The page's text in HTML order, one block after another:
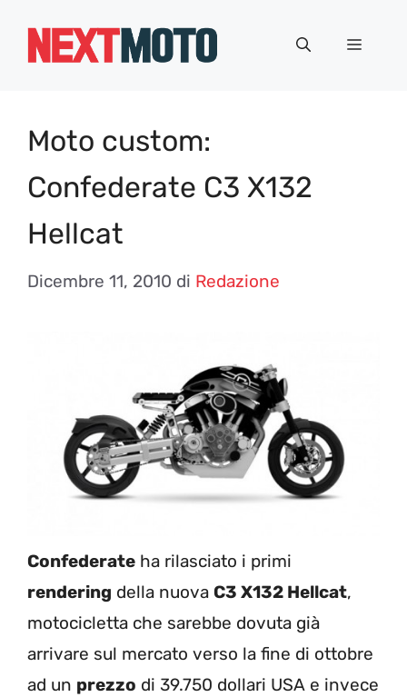
Menu
Moto custom:
Confederate C3 X132
Hellcat
Dicembre 11, 2010 di Redazione
Confederate ha rilasciato i primi
rendering della nuova C3 X132 Hellcat,
motocicletta che sarebbe dovuta già
arrivare sul mercato verso la fine di ottobre
ad un prezzo di 39.750 dollari USA e invece